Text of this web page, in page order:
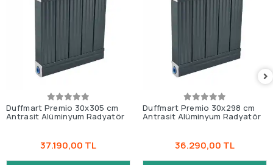
Duffmart Premio 30x305 cm
Antrasit Alüminyum Radyatör
37.190,00 TL
Duffmart Premio 30x298 cm
Antrasit Alüminyum Radyatör
36.290,00 TL